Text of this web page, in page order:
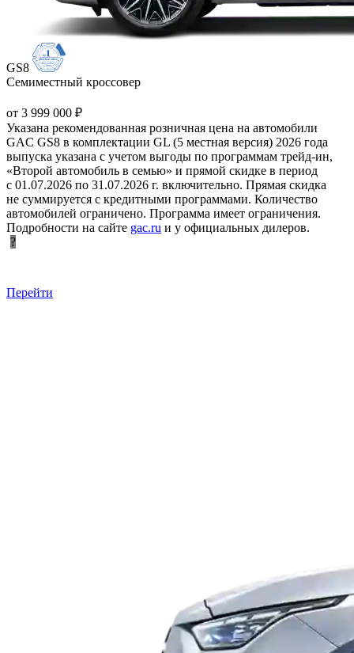
GS8
Семиместный кроссовер
от 3 999 000 ₽
Указана рекомендованная розничная цена на автомобили
GAC GS8 в комплектации GL (5 местная версия) 2026 года
выпуска указана с учетом выгоды по программам трейд-ин,
«Второй автомобиль в семью» и прямой скидке в период
с 01.07.2026 по 31.07.2026 г. включительно. Прямая скидка
не суммируется с кредитными программами. Количество
автомобилей ограничено. Программа имеет ограничения.
Подробности на сайте gac.ru и у официальных дилеров.
?
Перейти